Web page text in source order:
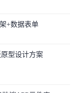
+数据表单
型设计方案